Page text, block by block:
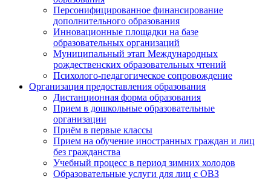
Персонифицированное финансирование
дополнительного образования
Инновационные площадки на базе
образовательных организаций
Муниципальный этап Международных
рождественских образовательных чтений
Психолого-педагогическое сопровождение
Организация предоставления образования
Дистанционная форма образования
Прием в дошкольные образовательные
организации
Приём в первые классы
Прием на обучение иностранных граждан и лиц
без гражданства
Учебный процесс в период зимних холодов
Образовательные услуги для лиц с ОВЗ